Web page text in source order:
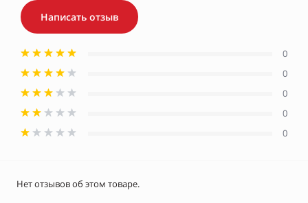
Написать отзыв
0
0
0
0
0
Нет отзывов об этом товаре.